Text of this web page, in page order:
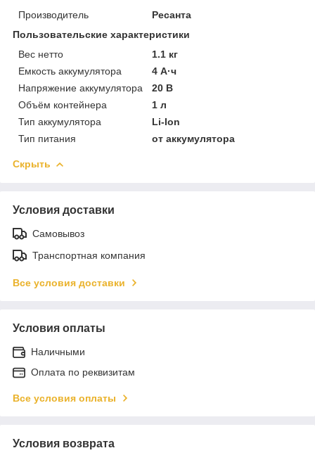
Производитель
Ресанта
Пользовательские характеристики
Вес нетто
1.1 кг
Емкость аккумулятора
4 А·ч
Напряжение аккумулятора
20 В
Объём контейнера
1 л
Тип аккумулятора
Li-Ion
Тип питания
от аккумулятора
Скрыть
Условия доставки
Самовывоз
Транспортная компания
Все условия доставки
Условия оплаты
Наличными
Оплата по реквизитам
Все условия оплаты
Условия возврата